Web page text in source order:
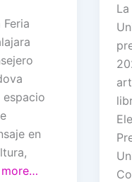
espacio
en
more…